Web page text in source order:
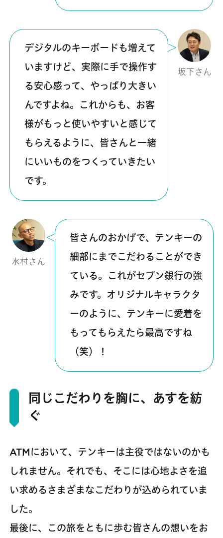
坂下さん
デジタルのキーボードも増えて
いますけど、実際に手で操作す
る安心感って、やっぱり大きい
んですよね。これからも、お客
様がもっと使いやすいと感じて
もらえるように、皆さんと一緒
にいいものをつくっていきたい
です。
水村さん
皆さんのおかげで、テンキーの
細部にまでこだわることができ
ている。これがセブン銀行の強
みです。オリジナルキャラクタ
ーのように、テンキーに愛着を
もってもらえたら最高ですね
（笑）！
同じこだわりを胸に、あすを紡
ぐ
ATMにおいて、テンキーは主役ではないのかも
しれません。それでも、そこには心地よさを追
い求めるさまざまなこだわりが込められていま
した。
最後に、この旅をともに歩む皆さんの想いをお